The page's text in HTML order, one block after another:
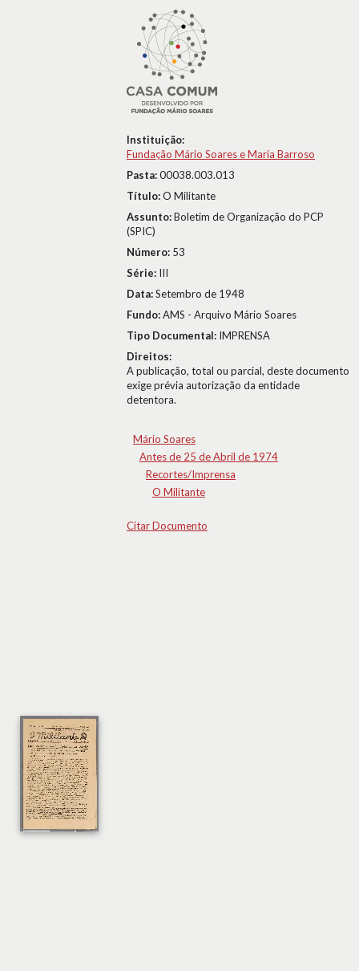
Instituição:
Fundação Mário Soares e Maria Barroso
Pasta:00038.003.013
Título:O Militante
Assunto:Boletim de Organização do PCP
(SPIC)
Número: 53
Série: III
Data:Setembro de 1948
Fundo:AMS - Arquivo Mário Soares
Tipo Documental: IMPRENSA
Direitos:
A publicação, total ou parcial, deste documento
exige prévia autorização da entidade
detentora.
Mário Soares
Antes de 25 de Abril de 1974
Recortes/Imprensa
O Militante
Citar Documento